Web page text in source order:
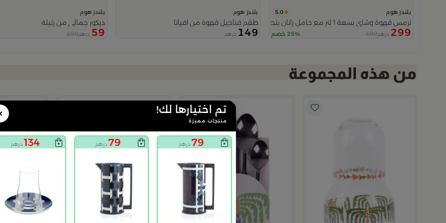
بلندز هوم 5.0
ترمس قهوة وشاي بسعة 1 لتر مع حامل راتان بتصميم الزهور من رتيلة
299 درهم399 25% خصم
بلندز هوم
طقم فناجيل قهوة من افيانا
149 درهم
بلندز هوم
ديكور جمالي من رتيلة
59 درهم199
تم اختيارها لك!
منتجات مميزة
79 درهم 79 درهم 134 درهم